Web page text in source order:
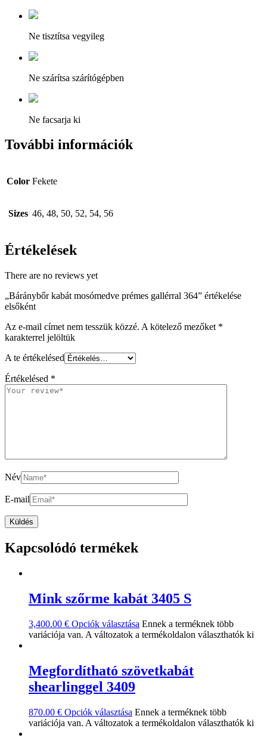
Ne tisztítsa vegyileg
Ne szárítsa szárítógépben
Ne facsarja ki
További információk
Color Fekete
Sizes 46, 48, 50, 52, 54, 56
Értékelések
There are no reviews yet
„Báránybőr kabát mosómedve prémes gallérral 364” értékelése
elsőként
Az e-mail címet nem tesszük közzé. A kötelező mezőket *
karakterrel jelöltük
A te értékelésed
Értékelésed *
Név
E-mail
Kapcsolódó termékek
Mink szőrme kabát 3405 S
3,400.00 € Opciók választása Ennek a terméknek több
variációja van. A változatok a termékoldalon választhatók ki
Megfordítható szövetkabát
shearlinggel 3409
870.00 € Opciók választása Ennek a terméknek több
variációja van. A változatok a termékoldalon választhatók ki